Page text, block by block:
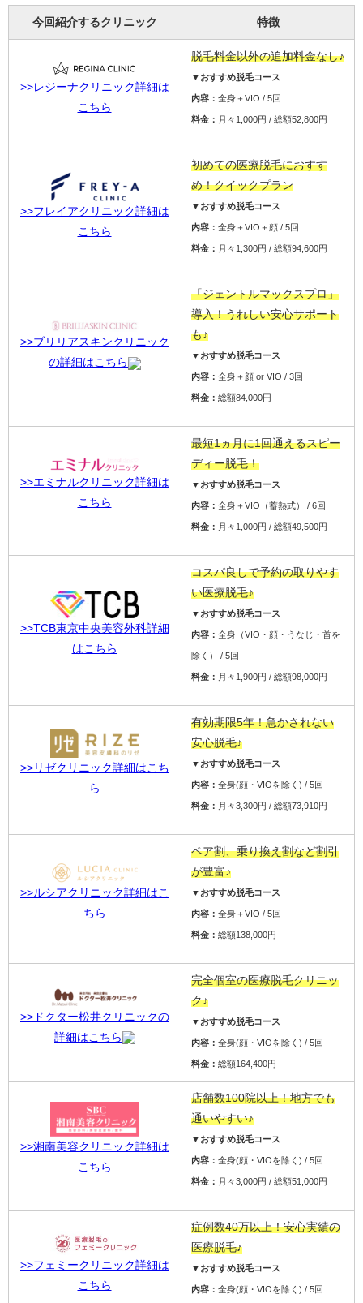
今回紹介するクリニック 特徴
>>レジーナクリニック詳細は
こちら
脱毛料金以外の追加料金なし♪
▼おすすめ脱毛コース
内容： 全身＋VIO / 5回
料金： 月々1,000円 / 総額52,800円
>>フレイアクリニック詳細は
こちら
初めての医療脱毛におすす
め！クイックプラン
▼おすすめ脱毛コース
内容： 全身＋VIO＋顔 / 5回
料金： 月々1,300円 / 総額94,600円
>>ブリリアスキンクリニック
の詳細はこちら
「ジェントルマックスプロ」
導入！うれしい安心サポート
も♪
▼おすすめ脱毛コース
内容： 全身＋顔 or VIO / 3回
料金： 総額84,000円
>>エミナルクリニック詳細は
こちら
最短1ヵ月に1回通えるスピー
ディー脱毛！
▼おすすめ脱毛コース
内容： 全身＋VIO（蓄熱式） / 6回
料金： 月々1,000円 / 総額49,500円
>>TCB東京中央美容外科詳細
はこちら
コスパ良しで予約の取りやす
い医療脱毛♪
▼おすすめ脱毛コース
内容： 全身（VIO・顔・うなじ・首を
除く） / 5回
料金： 月々1,900円 / 総額98,000円
>>リゼクリニック詳細はこち
ら
有効期限5年！急かされない
安心脱毛♪
▼おすすめ脱毛コース
内容： 全身(顔・VIOを除く) / 5回
料金： 月々3,300円 / 総額73,910円
>>ルシアクリニック詳細はこ
ちら
ペア割、乗り換え割など割引
が豊富♪
▼おすすめ脱毛コース
内容： 全身＋VIO / 5回
料金： 総額138,000円
>>ドクター松井クリニックの
詳細はこちら
完全個室の医療脱毛クリニッ
ク♪
▼おすすめ脱毛コース
内容： 全身(顔・VIOを除く) / 5回
料金： 総額164,400円
>>湘南美容クリニック詳細は
こちら
店舗数100院以上！地方でも
通いやすい♪
▼おすすめ脱毛コース
内容： 全身(顔・VIOを除く) / 5回
料金： 月々3,000円 / 総額51,000円
>>フェミークリニック詳細は
こちら
症例数40万以上！安心実績の
医療脱毛♪
▼おすすめ脱毛コース
内容： 全身(顔・VIOを除く) / 5回